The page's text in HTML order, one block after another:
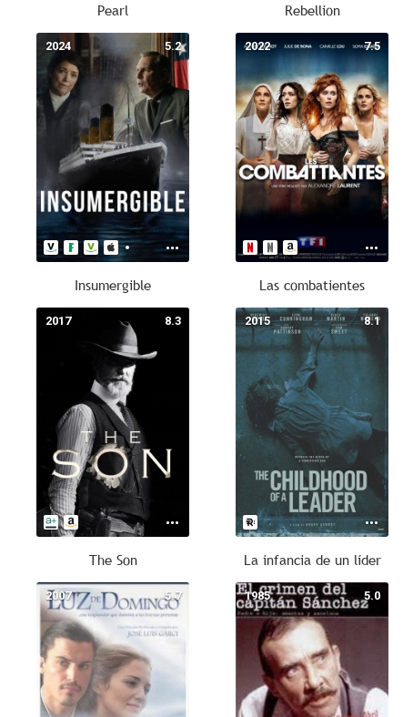
Pearl Rebellion
5.2
2024
Insumergible
7.5
2022
Las combatientes
8.3
2017
The Son
8.1
2015
La infancia de un líder
5.7
2007 5.0
1985